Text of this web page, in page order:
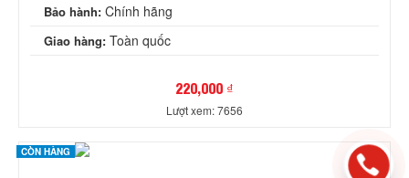
Bảo hành: Chính hãng
Giao hàng: Toàn quốc
220,000 ₫
Lượt xem: 7656
CÒN HÀNG